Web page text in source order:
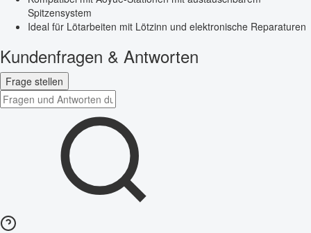
Spitzensystem
Ideal für Lötarbeiten mit Lötzinn und elektronische Reparaturen
Kundenfragen & Antworten
Frage stellen